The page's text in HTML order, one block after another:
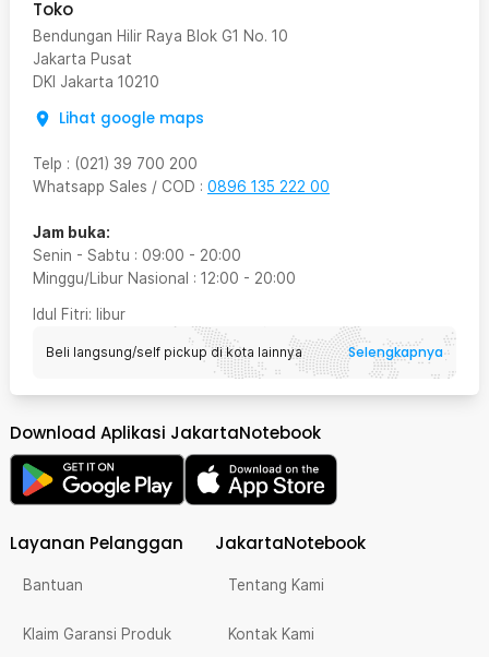
Toko
Bendungan Hilir Raya Blok G1 No. 10
Jakarta Pusat
DKI Jakarta 10210
Lihat google maps
Telp : (021) 39 700 200
Whatsapp Sales / COD : 0896 135 222 00
Jam buka:
Senin - Sabtu : 09:00 - 20:00
Minggu/Libur Nasional : 12:00 - 20:00
Idul Fitri: libur
Beli langsung/self pickup di kota lainnya Selengkapnya
Download Aplikasi JakartaNotebook
Layanan Pelanggan
Bantuan
Klaim Garansi Produk
JakartaNotebook
Tentang Kami
Kontak Kami